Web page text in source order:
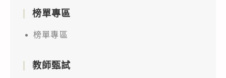
榜單專區
榜單專區
教師甄試